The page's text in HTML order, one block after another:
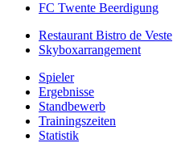
FC Twente Beerdigung
Restaurant Bistro de Veste
Skyboxarrangement
Spieler
Ergebnisse
Standbewerb
Trainingszeiten
Statistik